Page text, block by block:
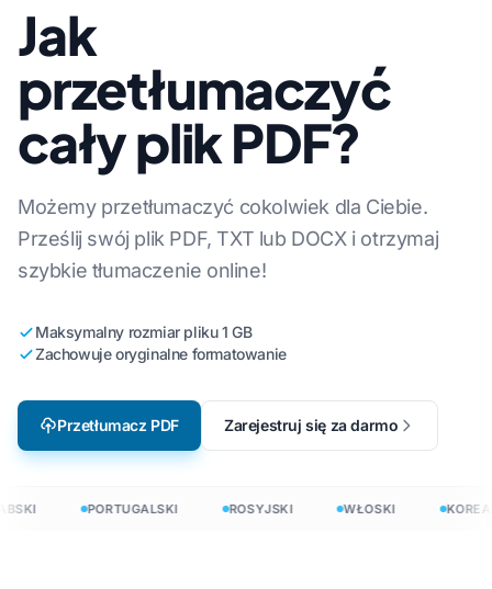
Jak
przetłumaczyć
cały plik PDF?
Możemy przetłumaczyć cokolwiek dla Ciebie.
Prześlij swój plik PDF, TXT lub DOCX i otrzymaj
szybkie tłumaczenie online!
Maksymalny rozmiar pliku 1 GB
Zachowuje oryginalne formatowanie
Przetłumacz PDF Zarejestruj się za darmo
PORTUGALSKI ROSYJSKI WŁOSKI